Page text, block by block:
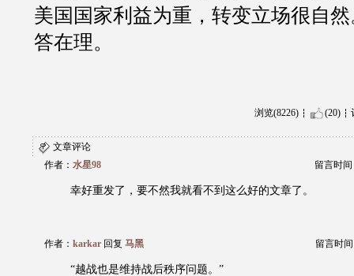
美国国家利益为重，转变立场很自
答在理。
浏览(8226) (20)
文章评论
作者： 水星98 留言时间
幸好重发了，要不然我就看不到这么好的文章了。
作者： karkar 回复 马黑 留言时间
“越战也是维持战后秩序问题。”